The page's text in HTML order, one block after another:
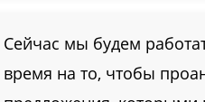
Сейчас мы будем
время на то, чтобы